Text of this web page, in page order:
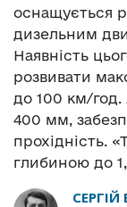
оснащується
дизельним
Наявність
розвивати
до 100 км/
400 мм,
прохідність.
глибиною до